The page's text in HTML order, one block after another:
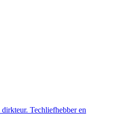
Techliefhebber en